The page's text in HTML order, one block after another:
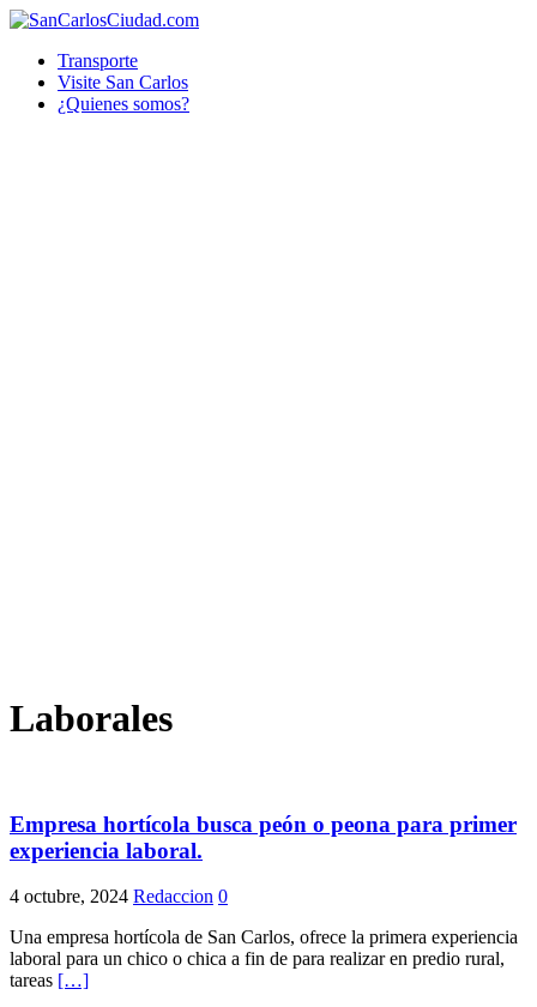
Transporte
Visite San Carlos
¿Quienes somos?
Laborales
Empresa hortícola busca peón o peona para primer
experiencia laboral.
4 octubre, 2024 Redaccion 0
Una empresa hortícola de San Carlos, ofrece la primera experiencia
laboral para un chico o chica a fin de para realizar en predio rural,
tareas […]